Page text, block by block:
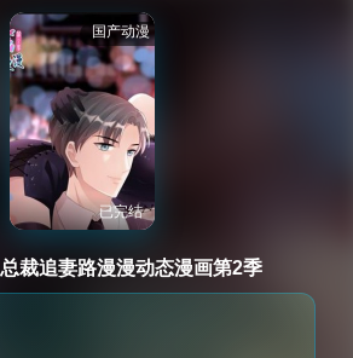
国产动漫
已完结
裁追妻路漫漫动态漫画第2季